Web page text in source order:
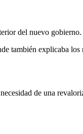
del nuevo gobierno.
también explicaba
de una